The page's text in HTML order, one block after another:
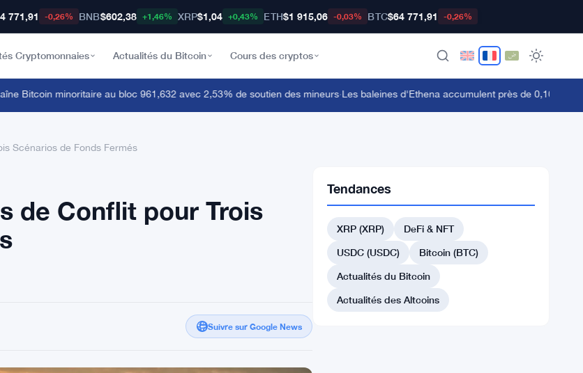
771,91 -0,26% BNB$602,38 +1,46% XRP$1,04 +0,43% ETH$1 915,06 -0,03% BTC$64 771,91 -0,26%
Cryptomonnaies Actualités du Bitcoin Cours des cryptos
Bitcoin minoritaire au bloc 961,632 avec 2,53% de soutien des mineurs·Les baleines d'Ethena accumulent près de 0,10 $ mais
Scénarios de Fonds Fermés
de Conflit pour Trois
Suivre sur Google News
Tendances
XRP (XRP)
DeFi & NFT
USDC (USDC)
Bitcoin (BTC)
Actualités du Bitcoin
Actualités des Altcoins